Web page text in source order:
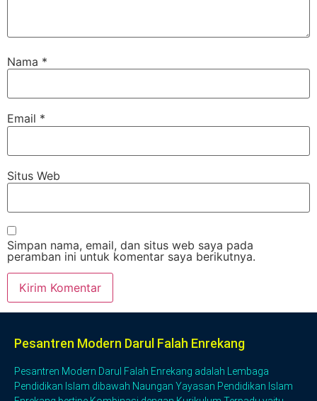
Nama *
Email *
Situs Web
Simpan nama, email, dan situs web saya pada
peramban ini untuk komentar saya berikutnya.
Pesantren Modern Darul Falah Enrekang
Pesantren Modern Darul Falah Enrekang adalah Lembaga
Pendidikan Islam dibawah Naungan Yayasan Pendidikan Islam